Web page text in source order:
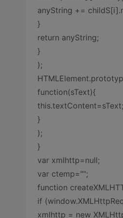
anyString +=
}
return anyString;
}
);
function(sText){
this.textContent=sText;
}
);
}
var xmlhttp=null;
var ctemp="";
function
if
xmlhttp = new